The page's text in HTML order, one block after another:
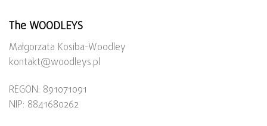
The WOODLEYS
Małgorzata Kosiba-Woodley
kontakt@woodleys.pl
REGON: 891071091
NIP: 8841680262